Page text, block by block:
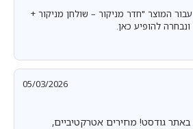
המוצר "חדר מניקור – שולחן מניקור +
להופיע כאן.
05/03/2026
באתר גודסט! מחירים אטרקטיביים,